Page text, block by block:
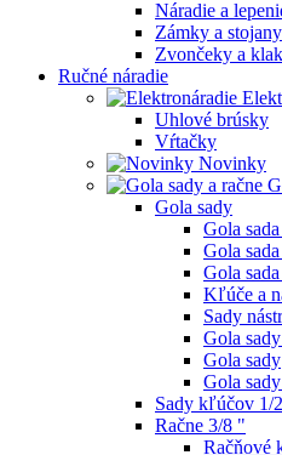
Náradie a
Zámky a stojany
Zvončeky a
Ručné náradie
Uhlové brúsky
Vŕtačky
Novinky
Gola sady
Gola
Gola
Gola
Kľúče a
Sady
Gola
Gola sady
Gola
Sady kľúčov 1/
Račne 3/8 "
Račňové